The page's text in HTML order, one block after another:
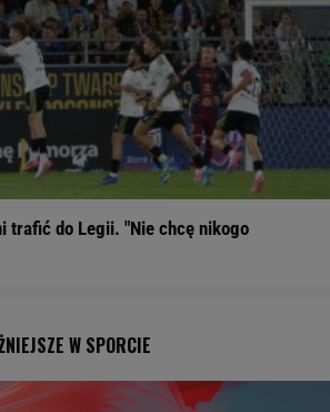
trafić do Legii. "Nie chcę nikogo